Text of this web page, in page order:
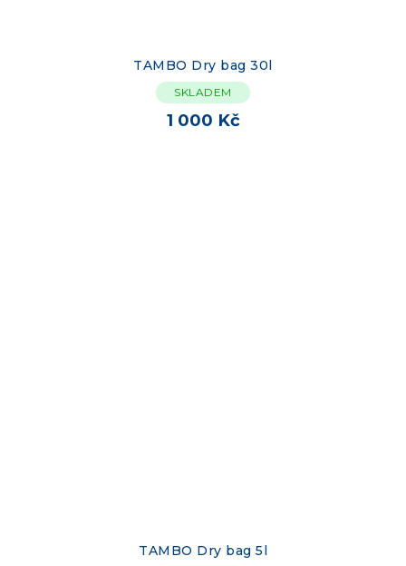
TAMBO Dry bag 30l
SKLADEM
1 000 Kč
TAMBO Dry bag 5l